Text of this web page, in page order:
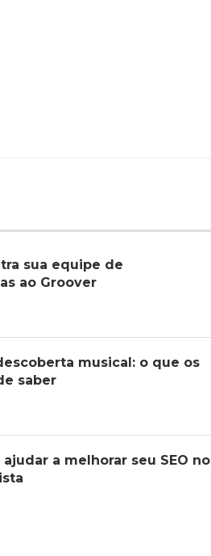
sua equipe de
ao Groover
musical: o que os
saber
a melhorar seu SEO no